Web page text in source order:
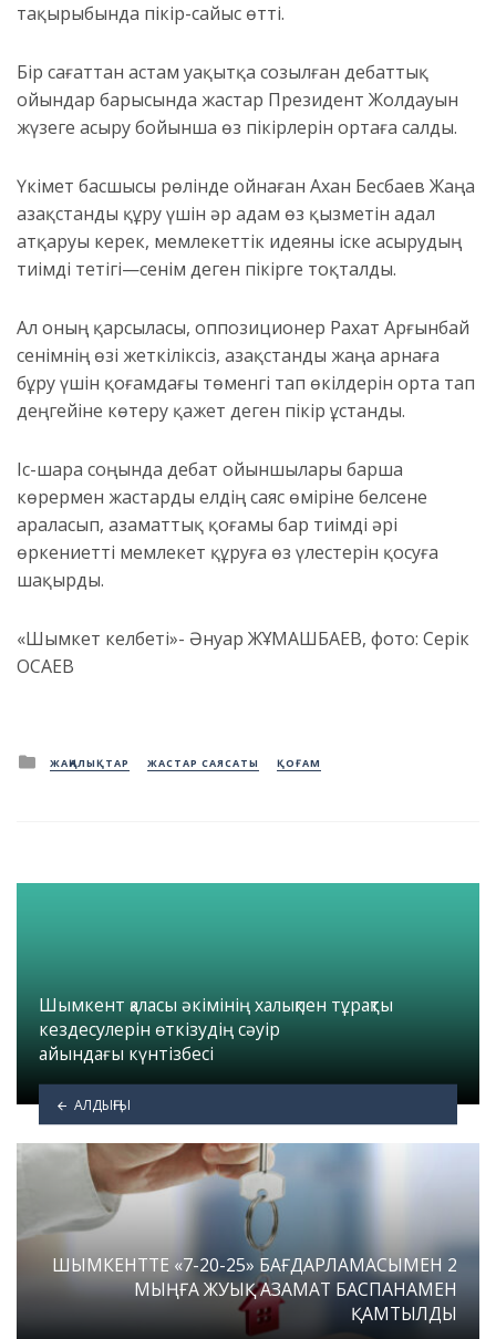
тақырыбында пікір-сайыс өтті.
Бір сағаттан астам уақытқа созылған дебаттық
ойындар барысында жастар Президент Жолдауын
жүзеге асыру бойынша өз пікірлерін ортаға салды.
Үкімет басшысы рөлінде ойнаған Ахан Бесбаев Жаңа
Қазақстанды құру үшін әр адам өз қызметін адал
атқаруы керек, мемлекеттік идеяны іске асырудың
тиімді тетігі—сенім деген пікірге тоқталды.
Ал оның қарсыласы, оппозиционер Рахат Арғынбай
сенімнің өзі жеткіліксіз, Қазақстанды жаңа арнаға
бұру үшін қоғамдағы төменгі тап өкілдерін орта тап
деңгейіне көтеру қажет деген пікір ұстанды.
Іс-шара соңында дебат ойыншылары барша
көрермен жастарды елдің саяс өміріне белсене
араласып, азаматтық қоғамы бар тиімді әрі
өркениетті мемлекет құруға өз үлестерін қосуға
шақырды.
«Шымкет келбеті»- Әнуар ЖҰМАШБАЕВ, фото: Серік
ҚОСАЕВ
Posted
in
ЖАҢАЛЫҚТАР ЖАСТАР САЯСАТЫ ҚОҒАМ
Шымкент қаласы әкімінің халықпен тұрақты
кездесулерін өткізудің сәуір
айындағы күнтізбесі
АЛДЫҢҒЫ
ШЫМКЕНТТЕ «7-20-25» БАҒДАРЛАМАСЫМЕН 2
МЫҢҒА ЖУЫҚ АЗАМАТ БАСПАНАМЕН
ҚАМТЫЛДЫ